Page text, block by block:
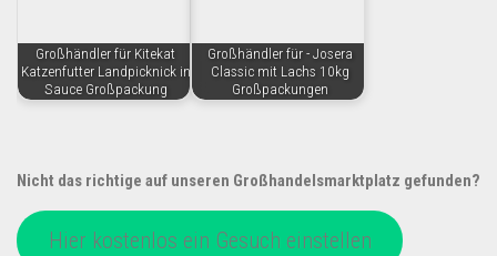
Großhändler für Kitekat
Katzenfutter Landpicknick in
Sauce Großpackung
Großhändler für - Josera
Classic mit Lachs 10kg
Großpackungen
Nicht das richtige auf unseren Großhandelsmarktplatz gefunden?
Hier kostenlos ein Gesuch einstellen